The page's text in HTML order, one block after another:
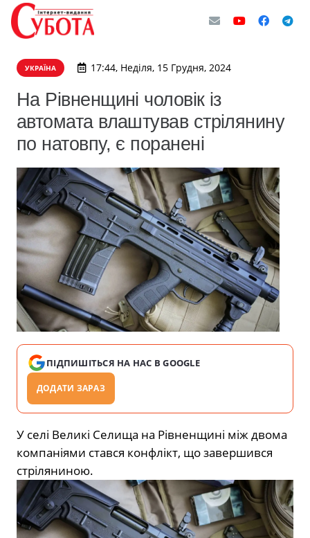
УКРАЇНА 17:44, Неділя, 15 Грудня, 2024
На Рівненщині чоловік із
автомата влаштував стрілянину
по натовпу, є поранені
ПІДПИШІТЬСЯ НА НАС В GOOGLE
ДОДАТИ ЗАРАЗ
У селі Великі Селища на Рівненщині між двома
компаніями стався конфлікт, що завершився
стріляниною.